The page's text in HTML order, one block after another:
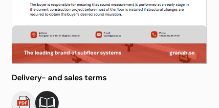
Delivery- and sales terms